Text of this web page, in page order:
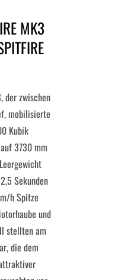
MK3
der zwischen
mobilisierte
Kubik
3730 mm
Sekunden
h Spitze
und
stellten am
die dem